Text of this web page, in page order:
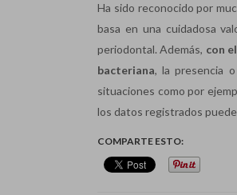
Ha sido reconocido por
basa en una cuidadosa
periodontal. Además, con
bacteriana, la presencia
situaciones como por
los datos registrados
COMPARTE ESTO: